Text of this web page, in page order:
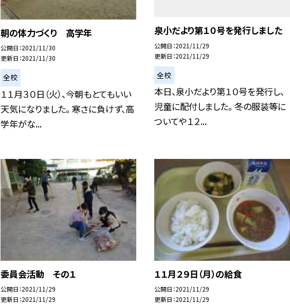
朝の体力づくり 高学年
公開日 2021/11/30
更新日 2021/11/30
全校
１１月３０日（火）、今朝もとてもいい
天気になりました。 寒さに負けず、高
学年がな...
泉小だより第１０号を発行しました
公開日 2021/11/29
更新日 2021/11/29
全校
本日、泉小だより第１０号を発行し、
児童に配付しました。 冬の服装等に
ついてや１２...
委員会活動 その１
公開日 2021/11/29
更新日 2021/11/29
１１月２９日（月）の給食
公開日 2021/11/29
更新日 2021/11/29